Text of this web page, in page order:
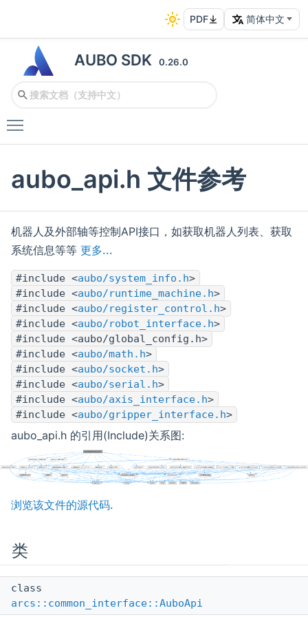
PDF 简体中文
AUBO SDK 0.26.0
aubo_api.h 文件参考
机器人及外部轴等控制API接口，如获取机器人列表、获取
系统信息等等 更多...
#include <aubo/system_info.h>
#include <aubo/runtime_machine.h>
#include <aubo/register_control.h>
#include <aubo/robot_interface.h>
#include <aubo/global_config.h>
#include <aubo/math.h>
#include <aubo/socket.h>
#include <aubo/serial.h>
#include <aubo/axis_interface.h>
#include <aubo/gripper_interface.h>
aubo_api.h 的引用(Include)关系图:
浏览该文件的源代码.
类
class
arcs::common_interface::AuboApi